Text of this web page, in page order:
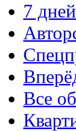
7 дней
Все